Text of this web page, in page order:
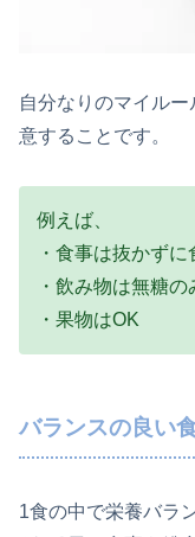
自分なりのマイル
意することです。
例えば、
・食事は抜かずに
・飲み物は無糖
・果物はOK
バランスの良い
1食の中で栄養バラ